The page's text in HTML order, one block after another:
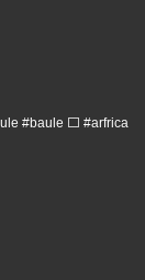
#baule ⬜️ #arfrica